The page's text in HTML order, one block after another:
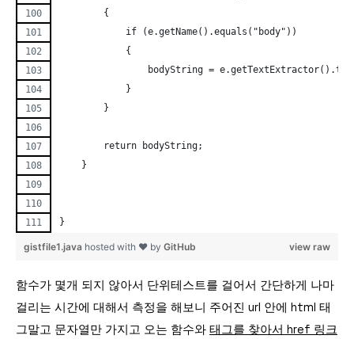
        {
            if (e.getName().equals("body"))
            {
bodyString =
            }
        }
        return bodyString;
    }
}
view raw
gistfile1.java hosted with ❤ by GitHub
함수가 몇개 되지 않아서 단위테스트를 걸어서 간단하게 나마
걸리는 시간에 대해서 측정을 해보니 주어진 url 안에 html 태
그말고 문자열만 가지고 오는 함수와 태그를 찾아서 href 링크